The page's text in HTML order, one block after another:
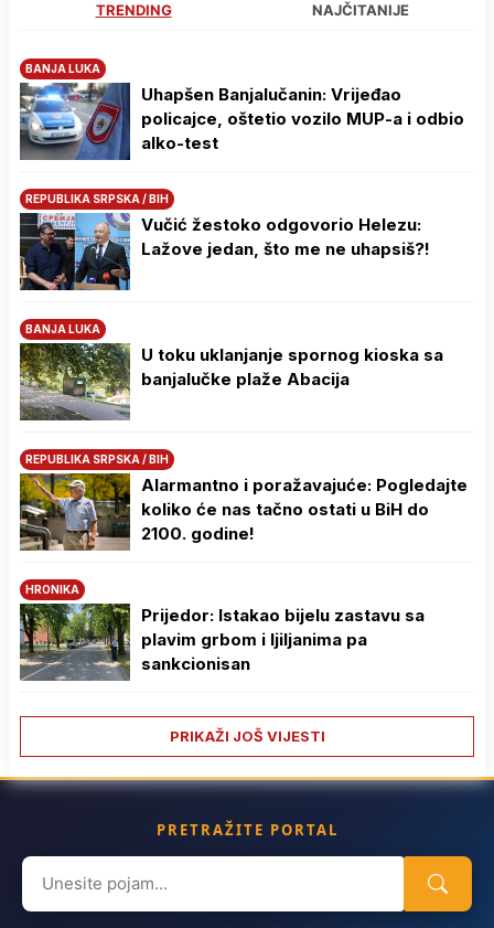
TRENDING NAJČITANIJE
BANJA LUKA
Uhapšen Banjalučanin: Vrijeđao
policajce, oštetio vozilo MUP-a i odbio
alko-test
REPUBLIKA SRPSKA / BIH
Vučić žestoko odgovorio Helezu:
Lažove jedan, što me ne uhapsiš?!
BANJA LUKA
U toku uklanjanje spornog kioska sa
banjalučke plaže Abacija
REPUBLIKA SRPSKA / BIH
Alarmantno i poražavajuće: Pogledajte
koliko će nas tačno ostati u BiH do
2100. godine!
HRONIKA
Prijedor: Istakao bijelu zastavu sa
plavim grbom i ljiljanima pa
sankcionisan
PRIKAŽI JOŠ VIJESTI
PRETRAŽITE PORTAL
Search
for: